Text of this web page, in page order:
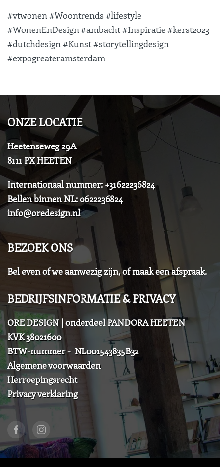
#vtwonen #Woontrends #lifestyle
#WonenEnDesign #ambacht #Inspiratie #kerst2023
#dutchdesign #Kunst #storytellingdesign
#expogreateramsterdam
ONZE LOCATIE
Heetenseweg 29A
8111 PX HEETEN
Internationaal nummer: +31622236824
Bellen binnen NL: 0622236824
info@oredesign.nl
BEZOEK ONS
Bel even of we aanwezig zijn, of maak een afspraak.
BEDRIJFSINFORMATIE & PRIVACY
ORE DESIGN | onderdeel PANDORA HEETEN
KVK 38021600
BTW-nummer - NL001543835B32
Algemene voorwaarden
Herroepingsrecht
Privacy verklaring